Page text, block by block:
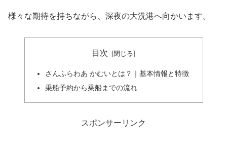
様々な期待を持ちながら、深夜の大洗港へ向かいます。
目次
さんふらわあ かむいとは？｜基本情報と特徴
乗船予約から乗船までの流れ
スポンサーリンク